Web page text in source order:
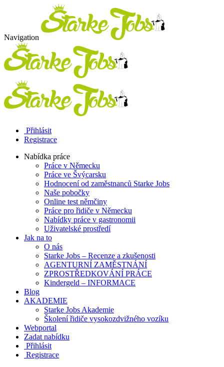
Navigation
Přihlásit
Registrace
Nabídka práce
Práce v Německu
Práce ve Švýcarsku
Hodnocení od zaměstnanců Starke Jobs
Naše pobočky
Online test němčiny
Práce pro řidiče v Německu
Nabídky práce v gastronomii
Uživatelské prostředí
Jak na to
O nás
Starke Jobs – Recenze a zkušenosti
AGENTURNÍ ZAMĚSTNÁNÍ
ZPROSTŘEDKOVÁNÍ PRÁCE
Kindergeld – INFORMACE
Blog
AKADEMIE
Starke Jobs Akademie
Školení řidiče vysokozdvižného vozíku
Webportal
Zadat nabídku
Přihlásit
Registrace